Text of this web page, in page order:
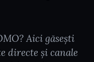
Aici găsești
directe și canale